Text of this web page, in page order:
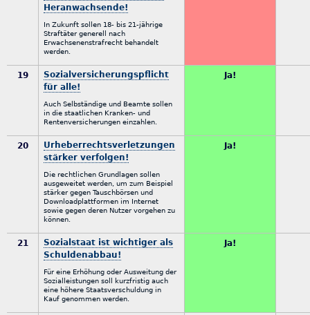
Heranwachsende!
In Zukunft sollen 18- bis 21-jährige
Straftäter generell nach
Erwachsenenstrafrecht behandelt
werden.
19
Sozialversicherungspflicht
für alle!
Auch Selbständige und Beamte sollen
in die staatlichen Kranken- und
Rentenversicherungen einzahlen.
Ja!
20
Urheberrechtsverletzungen
stärker verfolgen!
Die rechtlichen Grundlagen sollen
ausgeweitet werden, um zum Beispiel
stärker gegen Tauschbörsen und
Downloadplattformen im Internet
sowie gegen deren Nutzer vorgehen zu
können.
Ja!
21
Sozialstaat ist wichtiger als
Schuldenabbau!
Für eine Erhöhung oder Ausweitung der
Sozialleistungen soll kurzfristig auch
eine höhere Staatsverschuldung in
Kauf genommen werden.
Ja!